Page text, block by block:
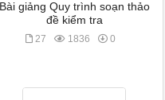
Bài giảng Quy trình soạn thảo
đề kiểm tra
27 1836 0